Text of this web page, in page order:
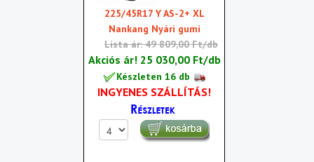
225/45R17 Y AS-2+ XL
Nankang Nyári gumi
Lista ár: 49 809,00 Ft/db
Akciós ár! 25 030,00 Ft/db
Készleten 16 db
INGYENES SZÁLLÍTÁS!